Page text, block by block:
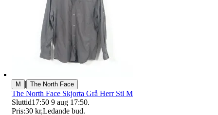
M | The North Face
The North Face Skjorta Grå Herr Stl M
Sluttid17:50 9 aug 17:50.
Pris:30 kr,Ledande bud.